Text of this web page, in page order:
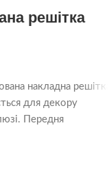
решітка
накладна решітка
для декору
Передня